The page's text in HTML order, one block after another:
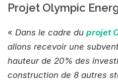
Projet Olympic
« Dans le cadre du projet
allons recevoir une
hauteur de 20% des
construction de 8 autres